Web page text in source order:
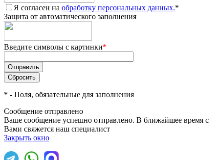
Я согласен на обработку персональных данных.*
Защита от автоматического заполнения
Введите символы с картинки*
* - Поля, обязательные для заполнения
Сообщение отправлено
Ваше сообщение успешно отправлено. В ближайшее время с
Вами свяжется наш специалист
Закрыть окно